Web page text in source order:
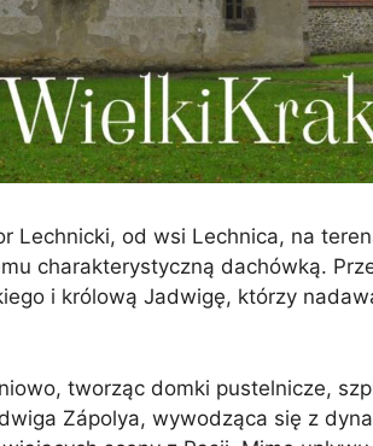
Lechnicki, od wsi Lechnica, na
charakterystyczną dachówką.
i królową Jadwigę, którzy
tworząc domki pustelnicze,
Zápolya, wywodząca się z